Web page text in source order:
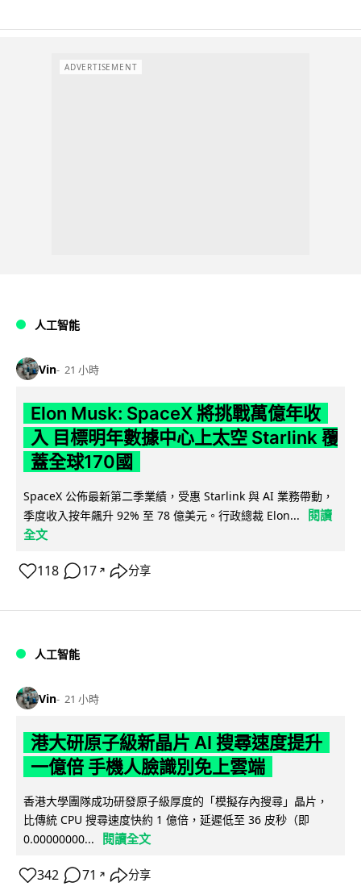
ADVERTISEMENT
人工智能
Vin 21 小時
Elon Musk: SpaceX 將挑戰萬億年收
入 目標明年數據中心上太空 Starlink 覆
蓋全球170國
SpaceX 公佈最新第二季業績，受惠 Starlink 與 AI 業務帶動，
季度收入按年飆升 92% 至 78 億美元。行政總裁 Elon...
閱讀
全文
118 17 ↗ 分享
人工智能
Vin 21 小時
港大研原子級新晶片 AI 搜尋速度提升
一億倍 手機人臉識別免上雲端
香港大學團隊成功研發原子級厚度的「模擬存內搜尋」晶片，
比傳統 CPU 搜尋速度快約 1 億倍，延遲低至 36 皮秒（即
0.00000000...
閱讀全文
342 71 ↗ 分享